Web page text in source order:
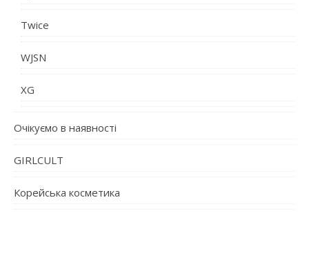
Twice
WJSN
XG
Очікуємо в наявності
GIRLCULT
Корейська косметика